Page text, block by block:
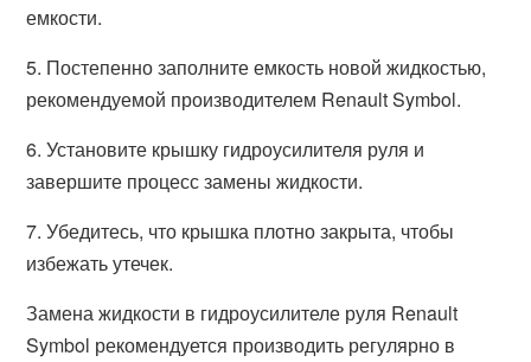
емкости.
5. Постепенно заполните емкость новой жидкостью,
рекомендуемой производителем Renault Symbol.
6. Установите крышку гидроусилителя руля и
завершите процесс замены жидкости.
7. Убедитесь, что крышка плотно закрыта, чтобы
избежать утечек.
Замена жидкости в гидроусилителе руля Renault
Symbol рекомендуется производить регулярно в